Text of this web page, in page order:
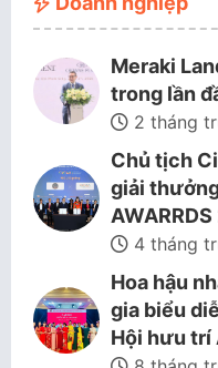
Meraki
trong lần
2 tháng
Chủ tịch
giải thưởng
4 tháng
Hoa hậu
gia biểu
Hội hưu